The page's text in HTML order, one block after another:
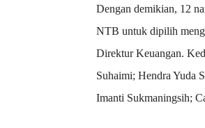
Dengan demikian, 12
NTB untuk dipilih
Direktur Keuangan.
Suhaimi; Hendra Yuda
Imanti Sukmaningsih;